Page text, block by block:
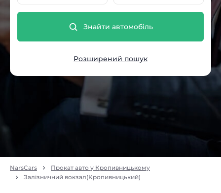
Знайти автомобіль
Розширений пошук
NarsCars
Прокат авто у Кропивницькому
Залізничний вокзал(Кропивницький)